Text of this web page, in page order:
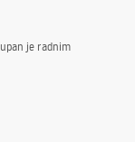
je radnim